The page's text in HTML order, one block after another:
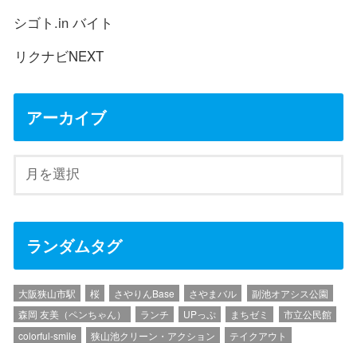
シゴト.in バイト
リクナビNEXT
アーカイブ
ランダムタグ
大阪狭山市駅 桜 さやりんBase さやまバル
副池オアシス公園
森岡 友美（ペンちゃん）
ランチ UPっぷ まちゼミ
市立公民館
colorful-smile
狭山池クリーン・アクション
テイクアウト